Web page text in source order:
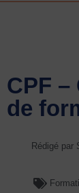
CPF
de
Rédigé par